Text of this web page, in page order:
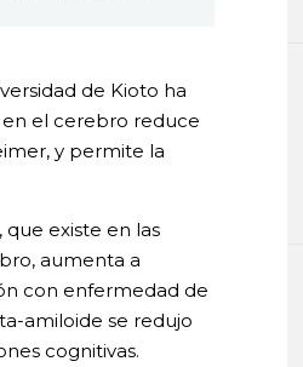
de Kioto ha
el cerebro reduce
y permite la
existe en las
aumenta a
con enfermedad de
amiloide se redujo
cognitivas.